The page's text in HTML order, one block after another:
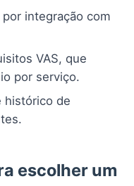
integração com
VAS, que
por serviço.
histórico de
escolher um